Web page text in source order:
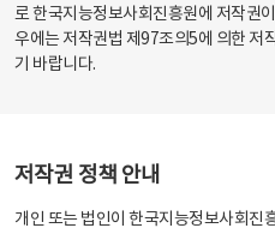
로 한국지능정보사회진흥원에 저작권
우에는 저작권법 제97조의5에 의한 저
기 바랍니다.
저작권 정책 안내
개인 또는 법인이 한국지능정보사회진